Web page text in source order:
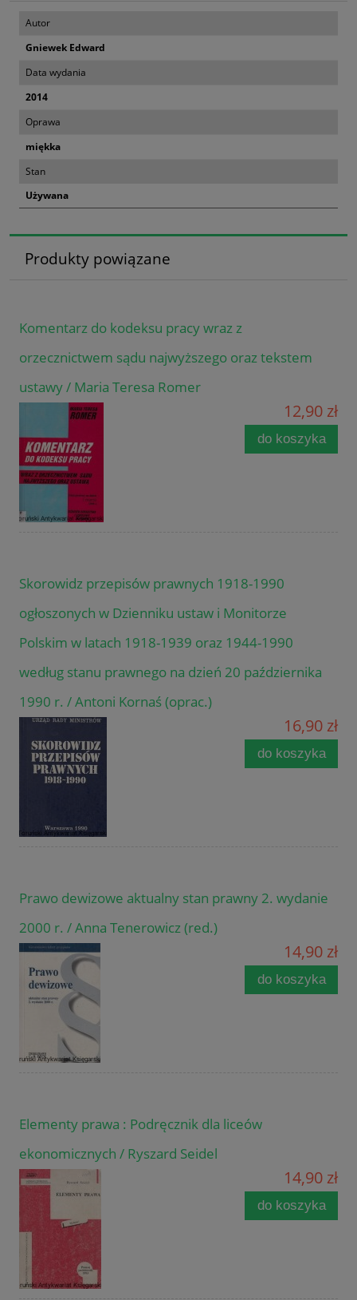
Autor
Gniewek Edward
Data wydania
2014
Oprawa
miękka
Stan
Używana
Produkty powiązane
Komentarz do kodeksu pracy wraz z
orzecznictwem sądu najwyższego oraz tekstem
ustawy / Maria Teresa Romer
12,90 zł
do koszyka
Skorowidz przepisów prawnych 1918-1990
ogłoszonych w Dzienniku ustaw i Monitorze
Polskim w latach 1918-1939 oraz 1944-1990
według stanu prawnego na dzień 20 października
1990 r. / Antoni Kornaś (oprac.)
16,90 zł
do koszyka
Prawo dewizowe aktualny stan prawny 2. wydanie
2000 r. / Anna Tenerowicz (red.)
14,90 zł
do koszyka
Elementy prawa : Podręcznik dla liceów
ekonomicznych / Ryszard Seidel
14,90 zł
do koszyka